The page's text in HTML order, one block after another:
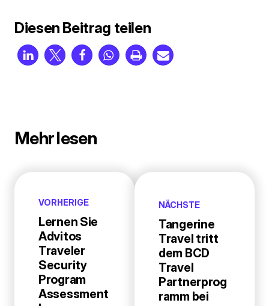
Diesen Beitrag teilen
Mehr lesen
VORHERIGE
Lernen Sie
Advitos
Traveler
Security
Program
Assessment
NÄCHSTE
Tangerine
Travel tritt
dem BCD
Travel
Partnerprog
ramm bei